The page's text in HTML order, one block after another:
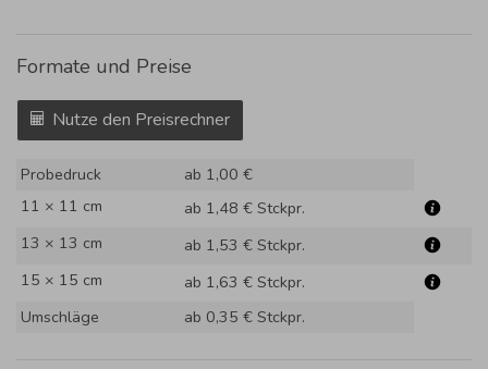
Formate und Preise
Nutze den Preisrechner
Probedruck
ab 1,00 €
11 × 11 cm
ab 1,48 € Stckpr.
13 × 13 cm
ab 1,53 € Stckpr.
15 × 15 cm
ab 1,63 € Stckpr.
Umschläge
ab 0,35 € Stckpr.